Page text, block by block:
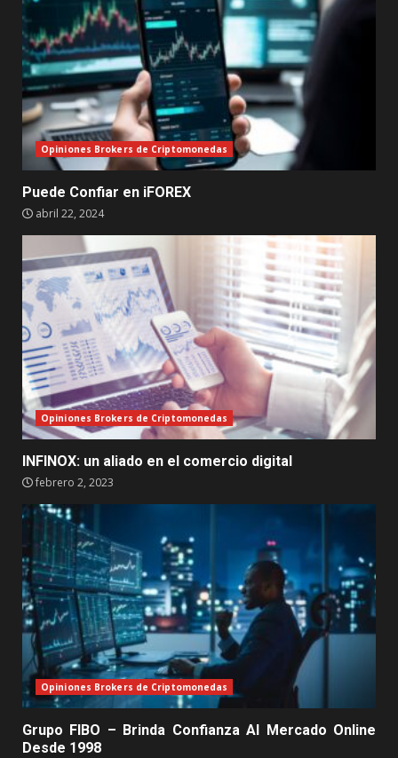
Opiniones Brokers de Criptomonedas
Puede Confiar en iFOREX
abril 22, 2024
Opiniones Brokers de Criptomonedas
INFINOX: un aliado en el comercio digital
febrero 2, 2023
Opiniones Brokers de Criptomonedas
Grupo FIBO – Brinda Confianza Al Mercado Online
Desde 1998